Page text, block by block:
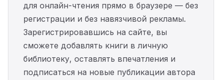
для онлайн-чтения прямо в браузере — без
регистрации и без навязчивой рекламы.
Зарегистрировавшись на сайте, вы
сможете добавлять книги в личную
библиотеку, оставлять впечатления и
подписаться на новые публикации автора